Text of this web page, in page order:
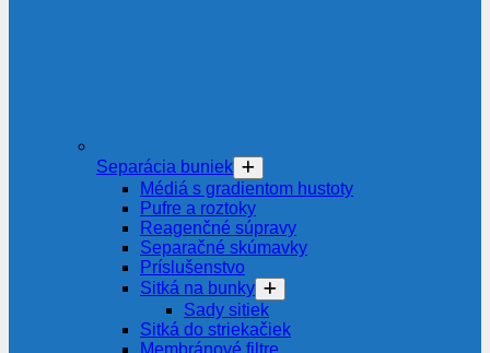
Separácia buniek
Médiá s gradientom hustoty
Pufre a roztoky
Reagenčné súpravy
Separačné skúmavky
Príslušenstvo
Sitká na bunky
Sady sitiek
Sitká do striekačiek
Membránové filtre